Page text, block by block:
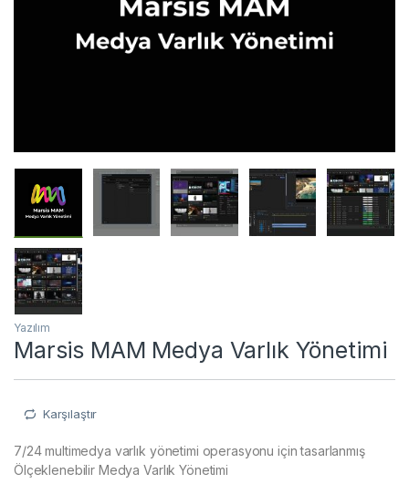
Yazılım
Marsis MAM Medya Varlık Yönetimi
Karşılaştır
7/24 multimedya varlık yönetimi operasyonu için tasarlanmış
Ölçeklenebilir Medya Varlık Yönetimi